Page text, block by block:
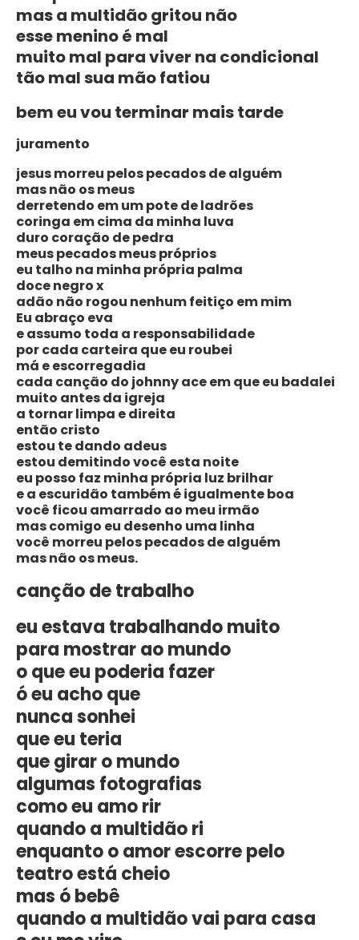
mas a multidão gritou não
esse menino é mal
muito mal para viver na condicional
tão mal sua mão fatiou
bem eu vou terminar mais tarde
juramento
jesus morreu pelos pecados de alguém
mas não os meus
derretendo em um pote de ladrões
coringa em cima da minha luva
duro coração de pedra
meus pecados meus próprios
eu talho na minha própria palma
doce negro x
adão não rogou nenhum feitiço em mim
Eu abraço eva
e assumo toda a responsabilidade
por cada carteira que eu roubei
má e escorregadia
cada canção do johnny ace em que eu badalei
muito antes da igreja
a tornar limpa e direita
então cristo
estou te dando adeus
estou demitindo você esta noite
eu posso faz minha própria luz brilhar
e a escuridão também é igualmente boa
você ficou amarrado ao meu irmão
mas comigo eu desenho uma linha
você morreu pelos pecados de alguém
mas não os meus.
canção de trabalho
eu estava trabalhando muito
para mostrar ao mundo
o que eu poderia fazer
ó eu acho que
nunca sonhei
que eu teria
que girar o mundo
algumas fotografias
como eu amo rir
quando a multidão ri
enquanto o amor escorre pelo
teatro está cheio
mas ó bebê
quando a multidão vai para casa